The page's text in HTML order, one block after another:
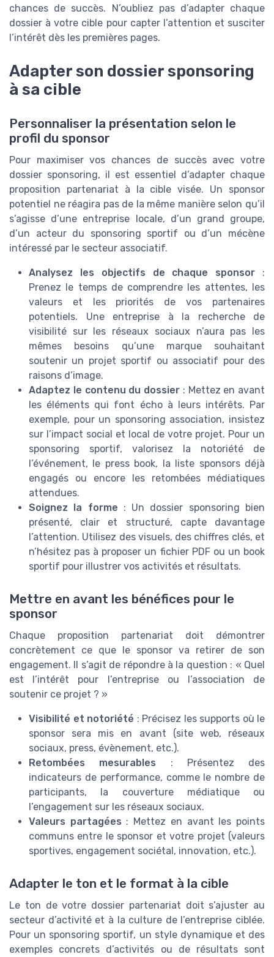
chances de succès. N’oubliez pas d’adapter chaque
dossier à votre cible pour capter l’attention et susciter
l’intérêt dès les premières pages.
Adapter son dossier sponsoring
à sa cible
Personnaliser la présentation selon le
profil du sponsor
Pour maximiser vos chances de succès avec votre
dossier sponsoring, il est essentiel d’adapter chaque
proposition partenariat à la cible visée. Un sponsor
potentiel ne réagira pas de la même manière selon qu’il
s’agisse d’une entreprise locale, d’un grand groupe,
d’un acteur du sponsoring sportif ou d’un mécène
intéressé par le secteur associatif.
Analysez les objectifs de chaque sponsor :
Prenez le temps de comprendre les attentes, les
valeurs et les priorités de vos partenaires
potentiels. Une entreprise à la recherche de
visibilité sur les réseaux sociaux n’aura pas les
mêmes besoins qu’une marque souhaitant
soutenir un projet sportif ou associatif pour des
raisons d’image.
Adaptez le contenu du dossier : Mettez en avant
les éléments qui font écho à leurs intérêts. Par
exemple, pour un sponsoring association, insistez
sur l’impact social et local de votre projet. Pour un
sponsoring sportif, valorisez la notoriété de
l’événement, le press book, la liste sponsors déjà
engagés ou encore les retombées médiatiques
attendues.
Soignez la forme : Un dossier sponsoring bien
présenté, clair et structuré, capte davantage
l’attention. Utilisez des visuels, des chiffres clés, et
n’hésitez pas à proposer un fichier PDF ou un book
sportif pour illustrer vos activités et résultats.
Mettre en avant les bénéfices pour le
sponsor
Chaque proposition partenariat doit démontrer
concrètement ce que le sponsor va retirer de son
engagement. Il s’agit de répondre à la question : « Quel
est l’intérêt pour l’entreprise ou l’association de
soutenir ce projet ? »
Visibilité et notoriété : Précisez les supports où le
sponsor sera mis en avant (site web, réseaux
sociaux, press, évènement, etc.).
Retombées mesurables : Présentez des
indicateurs de performance, comme le nombre de
participants, la couverture médiatique ou
l’engagement sur les réseaux sociaux.
Valeurs partagées : Mettez en avant les points
communs entre le sponsor et votre projet (valeurs
sportives, engagement sociétal, innovation, etc.).
Adapter le ton et le format à la cible
Le ton de votre dossier partenariat doit s’ajuster au
secteur d’activité et à la culture de l’entreprise ciblée.
Pour un sponsoring sportif, un style dynamique et des
exemples concrets d’activités ou de résultats sont